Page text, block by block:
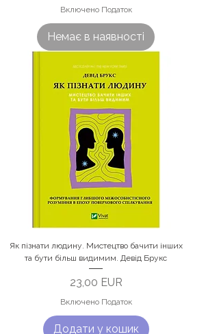
Включено Податок
Немає в наявності
Як пізнати людину. Мистецтво бачити інших
та бути більш видимим. Девід Брукс
Ціна
23,00 EUR
Включено Податок
Додати у кошик